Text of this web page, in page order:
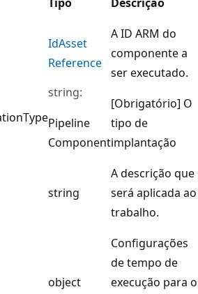
IdAsset
Reference
A ID ARM do
componente a
ser executado.
string:
Pipeline
Component
[Obrigatório] O
tipo de
implantação
string
A descrição que
será aplicada ao
trabalho.
object
Configurações
de tempo de
execução para o